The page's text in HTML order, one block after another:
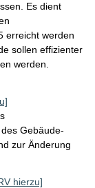
Es dient
erreicht werden
sollen effizienter
werden.
Gebäude-
zur Änderung
hierzu]